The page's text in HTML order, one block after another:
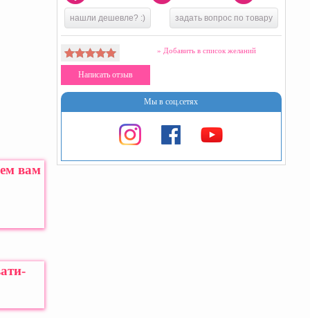
вам
нашли дешевле? :) задать вопрос по товару
» Добавить в список желаний
Написать отзыв
Мы в соц.сетях